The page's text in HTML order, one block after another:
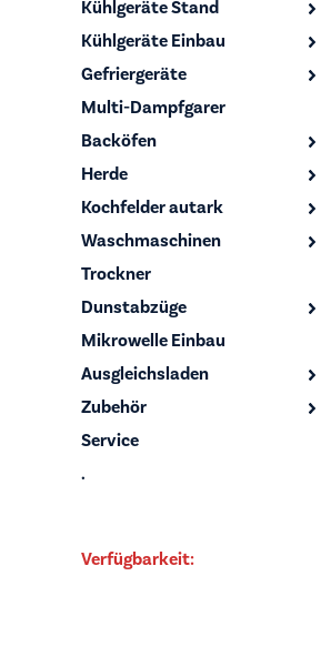
Kühlgeräte Stand
Kühlgeräte Einbau
Gefriergeräte
Multi-Dampfgarer
Backöfen
Herde
Kochfelder autark
Waschmaschinen
Trockner
Dunstabzüge
Mikrowelle Einbau
Ausgleichsladen
Zubehör
Service
.
Verfügbarkeit: